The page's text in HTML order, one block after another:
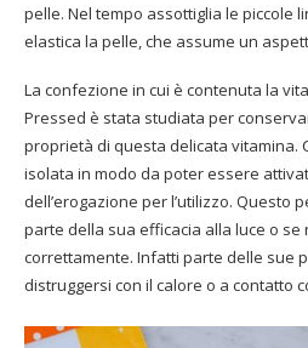
pelle. Nel tempo assottiglia le piccole
elastica la pelle, che assume un
La confezione in cui è contenuta la
Pressed è stata studiata per
proprietà di questa delicata vitamina.
isolata in modo da poter essere
dell’erogazione per l’utilizzo. Questo
parte della sua efficacia alla luce o se
correttamente. Infatti parte delle sue
distruggersi con il calore o a contatto